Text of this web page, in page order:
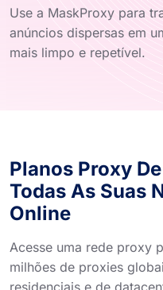
Use a MaskProxy para
anúncios dispersas em
mais limpo e repetível.
Planos Proxy
Todas As Suas
Online
Acesse uma rede proxy
milhões de proxies
residenciais e de